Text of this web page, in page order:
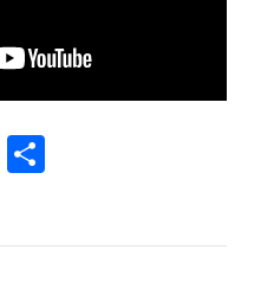
Odnoklassniki